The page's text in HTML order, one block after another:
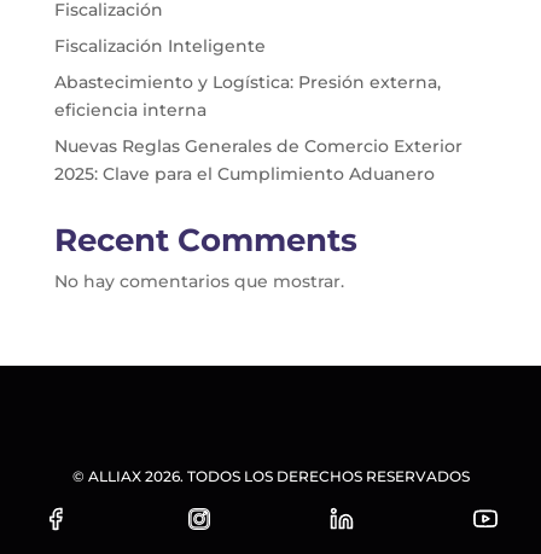
Fiscalización
Fiscalización Inteligente
Abastecimiento y Logística: Presión externa,
eficiencia interna
Nuevas Reglas Generales de Comercio Exterior
2025: Clave para el Cumplimiento Aduanero
Recent Comments
No hay comentarios que mostrar.
© ALLIAX 2026. TODOS LOS DERECHOS RESERVADOS